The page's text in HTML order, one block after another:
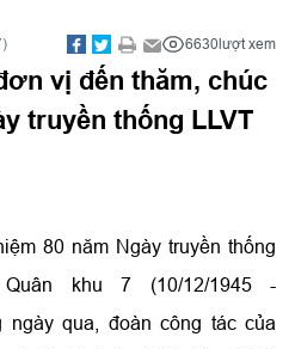
6630lượt xem
vị đến thăm, chúc
truyền thống LLVT
80 năm Ngày truyền thống
khu 7 (10/12/1945 -
ngày qua, đoàn công tác của